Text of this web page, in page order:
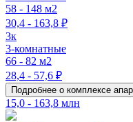
58 - 148 м2
30,4 - 163,8 ₽
3к
3-комнатные
66 - 82 м2
28,4 - 57,6 ₽
Подробнее о комплексе
15,0 - 163,8 млн